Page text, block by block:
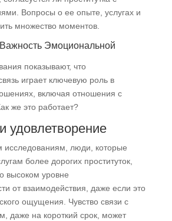
Вопросы о ее опыте, услугах и
множество моментов.
Эмоциональной
показывают, что
играет ключевую роль в
включая отношения с
же это работает?
удовлетворение
исследованиям, люди, которые
более дорогих проституток,
высоком уровне
от взаимодействия, даже если это
ощущения. Чувство связи с
даже на короткий срок, может